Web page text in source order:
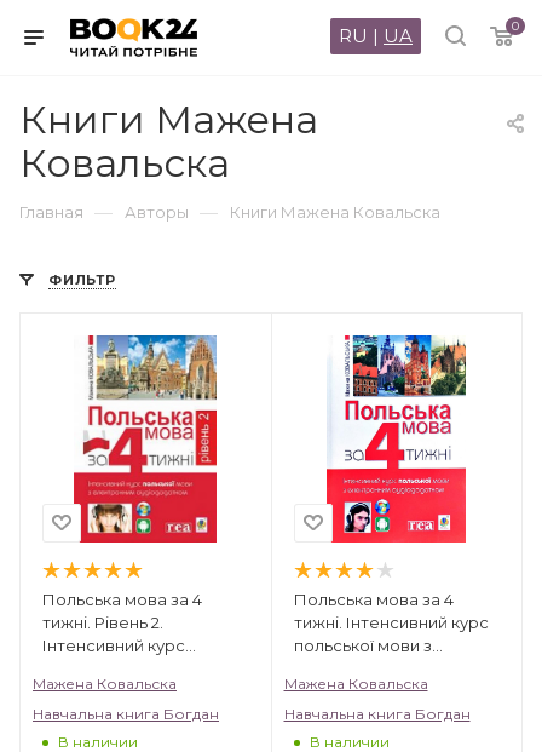
0
RU | UA
Книги Мажена
Ковальска
Главная — Авторы — Книги Мажена Ковальска
ФИЛЬТР
Польська мова за 4
тижні. Рівень 2.
Інтенсивний курс
інтерактивним
аудіододатком
Мажена Ковальска
Навчальна книга Богдан
В наличии
Польська мова за 4
тижні. Інтенсивний курс
польської мови з
аудіододатком
Мажена Ковальска
Навчальна книга Богдан
В наличии